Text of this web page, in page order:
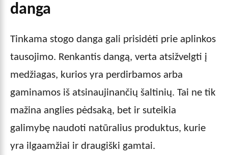
danga
Tinkama stogo danga gali prisidėti prie aplinkos
tausojimo. Renkantis dangą, verta atsižvelgti į
medžiagas, kurios yra perdirbamos arba
gaminamos iš atsinaujinančių šaltinių. Tai ne tik
mažina anglies pėdsaką, bet ir suteikia
galimybę naudoti natūralius produktus, kurie
yra ilgaamžiai ir draugiški gamtai.